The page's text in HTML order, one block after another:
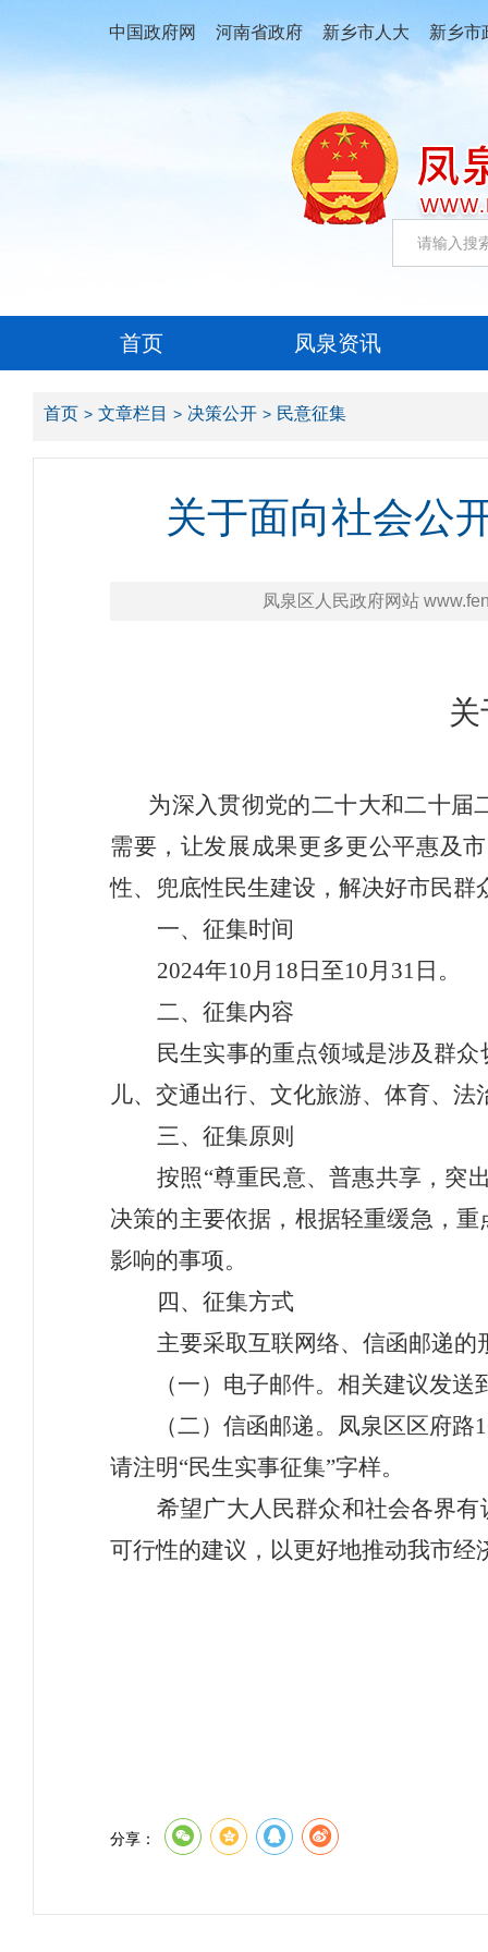
中国政府网 河南省政府 新乡市人大 新乡市
首页 凤泉资讯
首页 文章栏目 决策公开 民意征集
关于面向社会公
凤泉区人民政府网站
为深入贯彻党的二十大和二十届
需要，让发展成果更多更公平惠及
性、兜底性民生建设，解决好市民
一、征集时间
2024年10月 18 日 至10月 31 日。
二、征集内容
民生实事的重点领域是涉及群
儿、交通出行、文化旅游、体育、
三、征集原则
按照“尊重民意、普惠共享，突
决策的主要依据，根据轻重缓急，
影响的事项。
四、征集方式
主要采取互联网络、信函邮递的
（一）电子邮件。相关建议发送
（二）信函邮递。 凤泉区区府路
请注明“民生实事征集”字样。
希望广大人民群众和社会各界
可行性的建议，以更好地推动我市经
分享：